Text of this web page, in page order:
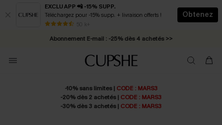
EXCLU APP 📲 -15% SUPP.
Téléchargez pour -15% supp. + livraison offerts !
50 k+
Obtenez
* Livraison éclair 2-3 jours ouvrés >>
Abonnement E-mail : -25% dès 4 achetés >>
-10% sans limites | CODE : MARS3
-20% dès 2 achetés | CODE : MARS3
-30% dès 3 achetés | CODE : MARS3